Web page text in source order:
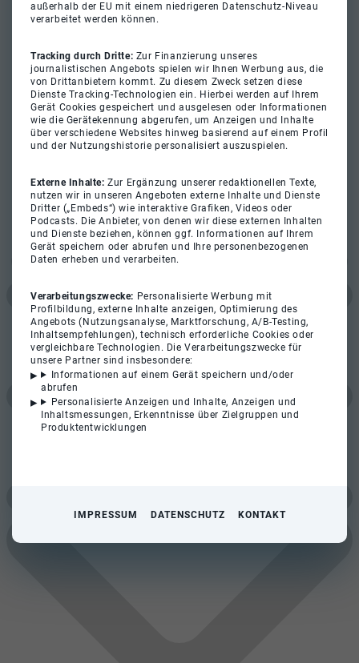
außerhalb der EU mit einem niedrigeren Datenschutz-Niveau
verarbeitet werden können.
Tracking durch Dritte: Zur Finanzierung unseres
journalistischen Angebots spielen wir Ihnen Werbung aus, die
von Drittanbietern kommt. Zu diesem Zweck setzen diese
Dienste Tracking-Technologien ein. Hierbei werden auf Ihrem
Gerät Cookies gespeichert und ausgelesen oder Informationen
wie die Gerätekennung abgerufen, um Anzeigen und Inhalte
über verschiedene Websites hinweg basierend auf einem Profil
und der Nutzungshistorie personalisiert auszuspielen.
Externe Inhalte:Zur Ergänzung unserer redaktionellen Texte,
nutzen wir in unseren Angeboten externe Inhalte und Dienste
Dritter („Embeds“) wie interaktive Grafiken, Videos oder
Podcasts. Die Anbieter, von denen wir diese externen Inhalten
und Dienste beziehen, können ggf. Informationen auf Ihrem
Gerät speichern oder abrufen und Ihre personenbezogenen
Daten erheben und verarbeiten.
Verarbeitungszwecke: Personalisierte Werbung mit
Profilbildung, externe Inhalte anzeigen, Optimierung des
Angebots (Nutzungsanalyse, Marktforschung, A/B-Testing,
Inhaltsempfehlungen), technisch erforderliche Cookies oder
vergleichbare Technologien. Die Verarbeitungszwecke für
unsere Partner sind insbesondere:
Informationen auf einem Gerät speichern und/oder
abrufen
Personalisierte Anzeigen und Inhalte, Anzeigen und
Inhaltsmessungen, Erkenntnisse über Zielgruppen und
Produktentwicklungen
IMPRESSUM DATENSCHUTZ KONTAKT